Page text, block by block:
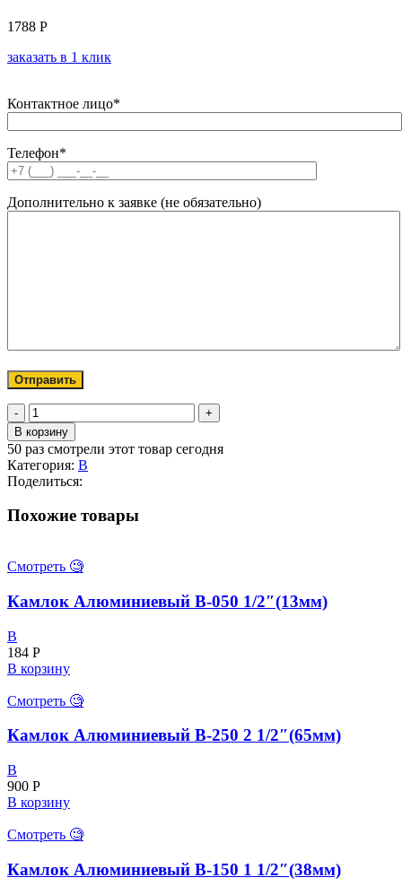
1788 Р
заказать в 1 клик
Контактное лицо*
Телефон*
Дополнительно к заявке (не обязательно)
Количество
товара
Камлок
Алюминиевый
В-400
4"
В корзину
50 раз смотрели этот товар сегодня
Категория: B
Поделиться:
Похожие товары
Смотреть 🧐
Камлок Алюминиевый B-050 1/2″(13мм)
B
184 Р
В корзину
Смотреть 🧐
Камлок Алюминиевый В-250 2 1/2″(65мм)
B
900 Р
В корзину
Смотреть 🧐
Камлок Алюминиевый В-150 1 1/2″(38мм)